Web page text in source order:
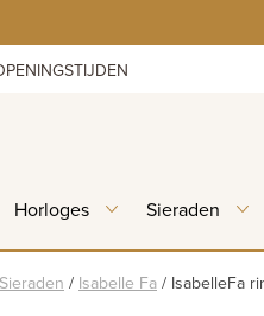
Horloges Sieraden
Sieraden / Isabelle Fa / IsabelleFa